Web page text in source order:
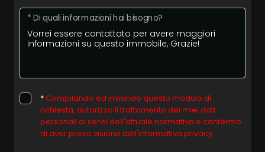
* Di quali informazioni hai bisogno?
*Compilando ed inviando questo modulo di
richiesta, autorizzo il trattamento dei miei dati
personali ai sensi dell'attuale normativa e confermo
di aver preso visione dell'informativa privacy.